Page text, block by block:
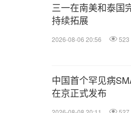
三一在南美和泰国
持续拓展
2026-08-06 20:56 523
中国首个罕见病
在京正式发布